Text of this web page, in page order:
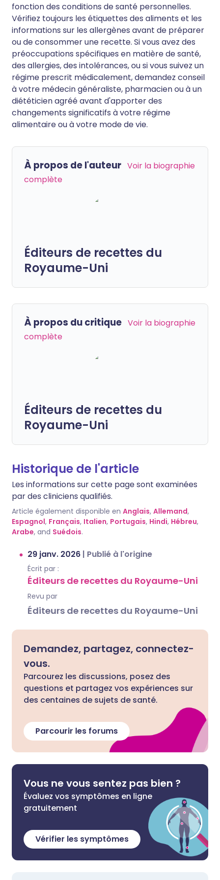
fonction des conditions de santé personnelles.
Vérifiez toujours les étiquettes des aliments et les
informations sur les allergènes avant de préparer
ou de consommer une recette. Si vous avez des
préoccupations spécifiques en matière de santé,
des allergies, des intolérances, ou si vous suivez un
régime prescrit médicalement, demandez conseil
à votre médecin généraliste, pharmacien ou à un
diététicien agréé avant d'apporter des
changements significatifs à votre régime
alimentaire ou à votre mode de vie.
À propos de l'auteur Voir la biographie
complète
Éditeurs de recettes du
Royaume-Uni
À propos du critique Voir la biographie
complète
Éditeurs de recettes du
Royaume-Uni
Historique de l'article
Les informations sur cette page sont examinées
par des cliniciens qualifiés.
Article également disponible en Anglais, Allemand,
Espagnol, Français, Italien, Portugais, Hindi, Hébreu,
Arabe, and Suédois.
29 janv. 2026 | Publié à l'origine
Écrit par :
Éditeurs de recettes du Royaume-Uni
Revu par
Éditeurs de recettes du Royaume-Uni
Demandez, partagez, connectez-
vous.
Parcourez les discussions, posez des
questions et partagez vos expériences sur
des centaines de sujets de santé.
Parcourir les forums
Vous ne vous sentez pas bien ?
Évaluez vos symptômes en ligne
gratuitement
Vérifier les symptômes